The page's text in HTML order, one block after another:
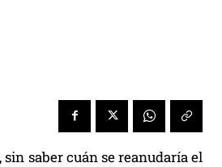
saber cuán se reanudaría el